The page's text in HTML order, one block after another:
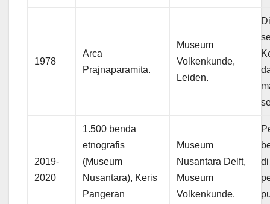
1978
Arca
Prajnaparamita.
Museum
Volkenkunde,
Leiden.
2019-
2020
1.500 benda
etnografis
(Museum
Nusantara), Keris
Pangeran
Museum
Nusantara Delft,
Museum
Volkenkunde.